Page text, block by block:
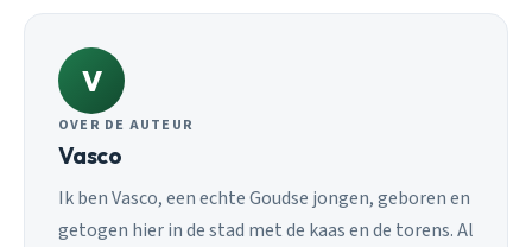
V
OVER DE AUTEUR
Vasco
Ik ben Vasco, een echte Goudse jongen, geboren en
getogen hier in de stad met de kaas en de torens. Al